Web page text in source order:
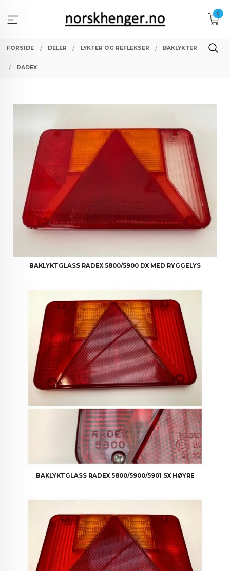
innholdet
0
FORSIDE DELER LYKTER OG REFLEKSER BAKLYKTER
RADEX
BAKLYKTGLASS RADEX 5800/5900 DX MED RYGGELYS
BAKLYKTGLASS RADEX 5800/5900/5901 SX HØYRE